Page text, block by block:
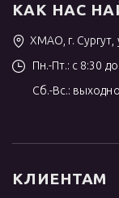
КАК НАС
ХМАО, г. Сургут,
Пн.-Пт.: с 8:30
Сб.-Вс.:
КЛИЕНТАМ